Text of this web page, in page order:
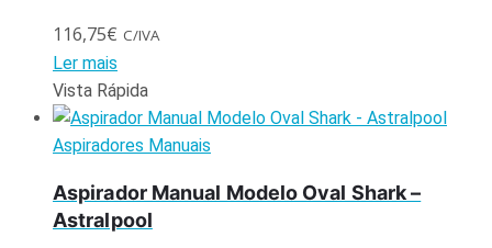
116,75€ C/IVA
Ler mais
Vista Rápida
Aspiradores Manuais
Aspirador Manual Modelo Oval Shark –
Astralpool